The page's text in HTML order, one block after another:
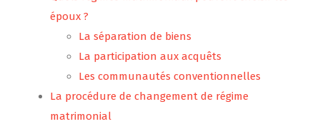
époux ?
La séparation de biens
La participation aux acquêts
Les communautés conventionnelles
La procédure de changement de régime
matrimonial